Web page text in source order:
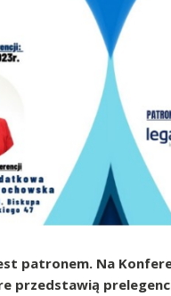
patronem. Na
przedstawią